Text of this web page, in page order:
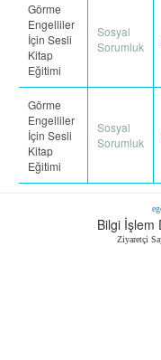
Görme
Engelliler
İçin Sesli
Kitap
Eğitimi
Sosyal
Sorumluk
Görme
Engelliler
İçin Sesli
Kitap
Eğitimi
Sosyal
Sorumluk
Bilgi İşlem
Ziyaretçi